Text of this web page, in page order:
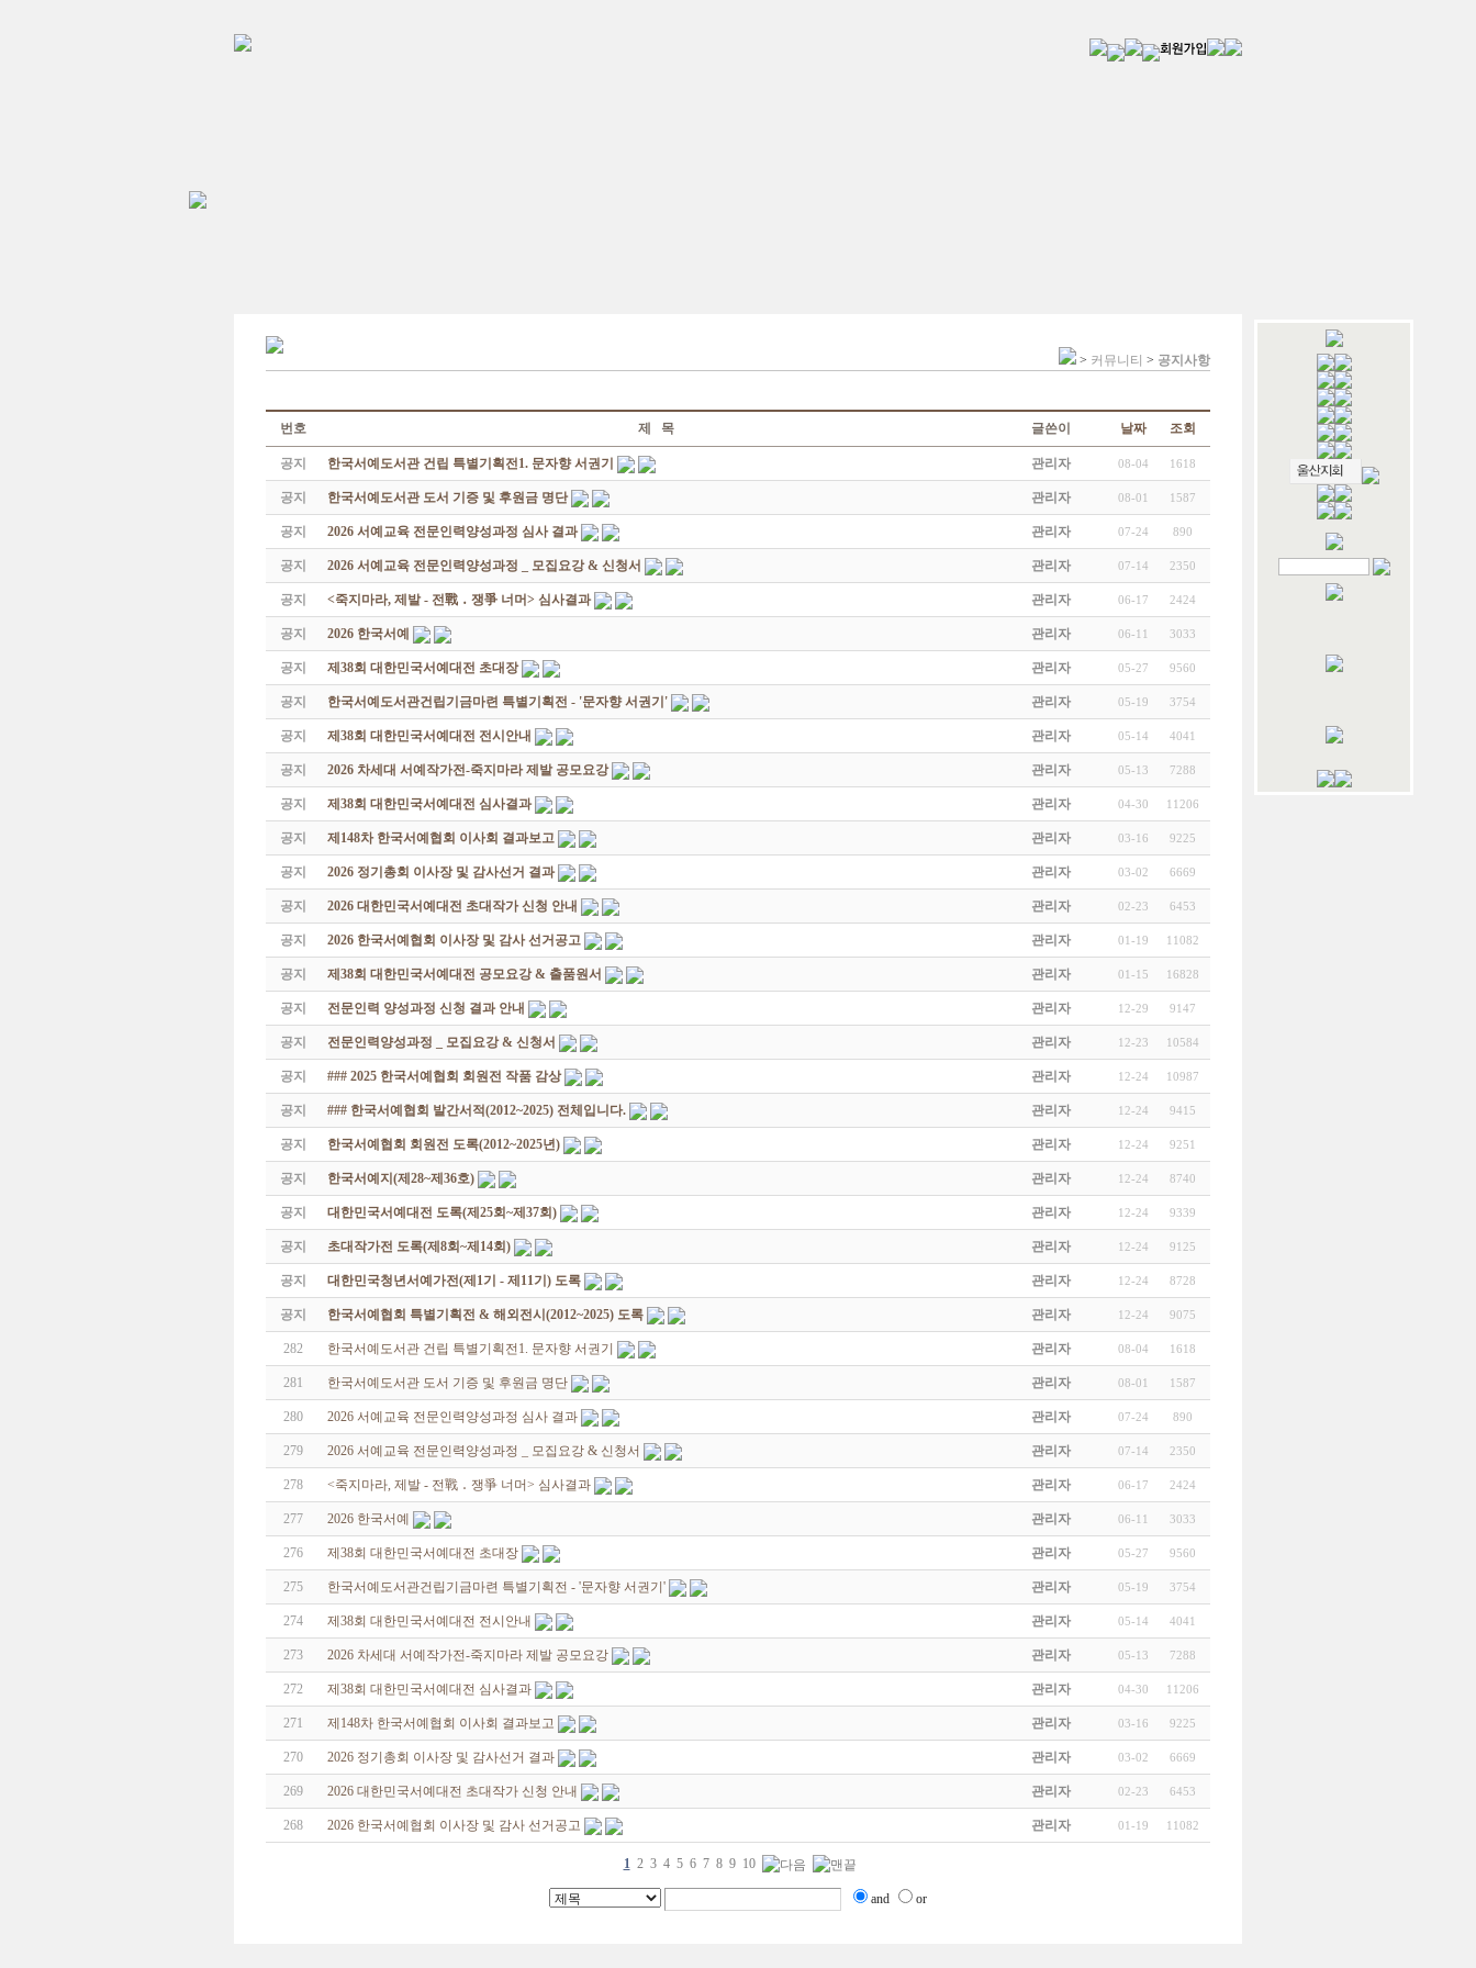
> 커뮤니티 > 공지사항
번호 제 목 글쓴이 날짜 조회
공지 한국서예도서관 건립 특별기획전1. 문자향 서권기 관리자 08-04 1618
공지 한국서예도서관 도서 기증 및 후원금 명단 관리자 08-01 1587
공지 2026 서예교육 전문인력양성과정 심사 결과 관리자 07-24 890
공지 2026 서예교육 전문인력양성과정 _ 모집요강 & 신청서 관리자 07-14 2350
공지 <죽지마라, 제발 - 전戰 ․ 쟁爭 너머> 심사결과 관리자 06-17 2424
공지 2026 한국서예 관리자 06-11 3033
공지 제38회 대한민국서예대전 초대장 관리자 05-27 9560
공지 한국서예도서관건립기금마련 특별기획전 - '문자향 서권기' 관리자 05-19 3754
공지 제38회 대한민국서예대전 전시안내 관리자 05-14 4041
공지 2026 차세대 서예작가전-죽지마라 제발 공모요강 관리자 05-13 7288
공지 제38회 대한민국서예대전 심사결과 관리자 04-30 11206
공지 제148차 한국서예협회 이사회 결과보고 관리자 03-16 9225
공지 2026 정기총회 이사장 및 감사선거 결과 관리자 03-02 6669
공지 2026 대한민국서예대전 초대작가 신청 안내 관리자 02-23 6453
공지 2026 한국서예협회 이사장 및 감사 선거공고 관리자 01-19 11082
공지 제38회 대한민국서예대전 공모요강 & 출품원서 관리자 01-15 16828
공지 전문인력 양성과정 신청 결과 안내 관리자 12-29 9147
공지 전문인력양성과정 _ 모집요강 & 신청서 관리자 12-23 10584
공지 ### 2025 한국서예협회 회원전 작품 감상 관리자 12-24 10987
공지 ### 한국서예협회 발간서적(2012~2025) 전체입니다. 관리자 12-24 9415
공지 한국서예협회 회원전 도록(2012~2025년) 관리자 12-24 9251
공지 한국서예지(제28~제36호) 관리자 12-24 8740
공지 대한민국서예대전 도록(제25회~제37회) 관리자 12-24 9339
공지 초대작가전 도록(제8회~제14회) 관리자 12-24 9125
공지 대한민국청년서예가전(제1기 - 제11기) 도록 관리자 12-24 8728
공지 한국서예협회 특별기획전 & 해외전시(2012~2025) 도록 관리자 12-24 9075
282 한국서예도서관 건립 특별기획전1. 문자향 서권기 관리자 08-04 1618
281 한국서예도서관 도서 기증 및 후원금 명단 관리자 08-01 1587
280 2026 서예교육 전문인력양성과정 심사 결과 관리자 07-24 890
279 2026 서예교육 전문인력양성과정 _ 모집요강 & 신청서 관리자 07-14 2350
278 <죽지마라, 제발 - 전戰 ․ 쟁爭 너머> 심사결과 관리자 06-17 2424
277 2026 한국서예 관리자 06-11 3033
276 제38회 대한민국서예대전 초대장 관리자 05-27 9560
275 한국서예도서관건립기금마련 특별기획전 - '문자향 서권기' 관리자 05-19 3754
274 제38회 대한민국서예대전 전시안내 관리자 05-14 4041
273 2026 차세대 서예작가전-죽지마라 제발 공모요강 관리자 05-13 7288
272 제38회 대한민국서예대전 심사결과 관리자 04-30 11206
271 제148차 한국서예협회 이사회 결과보고 관리자 03-16 9225
270 2026 정기총회 이사장 및 감사선거 결과 관리자 03-02 6669
269 2026 대한민국서예대전 초대작가 신청 안내 관리자 02-23 6453
268 2026 한국서예협회 이사장 및 감사 선거공고 관리자 01-19 11082
1 2 3 4 5 6 7 8 9 10
and or